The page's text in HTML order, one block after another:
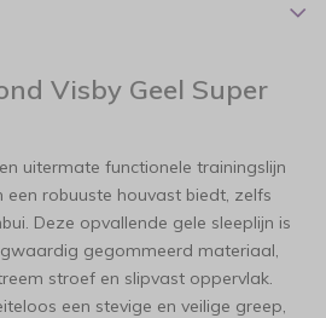
Visby Geel Super
uitermate functionele trainingslijn
robuuste houvast biedt, zelfs
Deze opvallende gele sleeplijn is
gegommeerd materiaal,
stroef en slipvast oppervlak.
een stevige en veilige greep,